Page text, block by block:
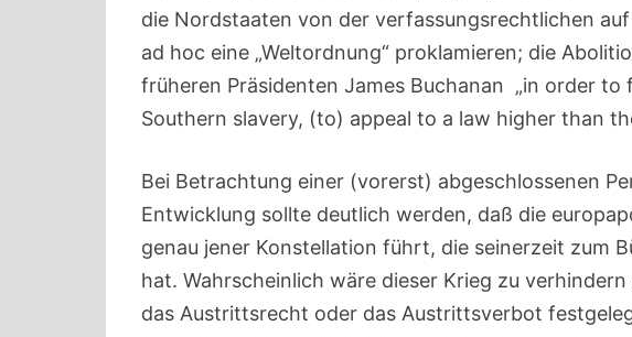
die Nordstaaten von der verfassungsrechtlichen auf
ad hoc eine „Weltordnung“ proklamieren; die
früheren Präsidenten James Buchanan „in order
Southern slavery, (to) appeal to a law higher than
Bei Betrachtung einer (vorerst) abgeschlossenen
Entwicklung sollte deutlich werden, daß die
genau jener Konstellation führt, die seinerzeit zum
hat. Wahrscheinlich wäre dieser Krieg zu
das Austrittsrecht oder das Austrittsverbot